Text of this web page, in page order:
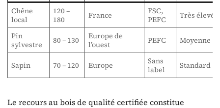
Chêne
local
120 –
180
France
FSC,
PEFC
Très élevée
Pin
sylvestre
80 – 130
Europe de
l’ouest
PEFC Moyenne
Sapin 70 – 120 Europe
Sans
label
Standard
Le recours au bois de qualité certifiée constitue